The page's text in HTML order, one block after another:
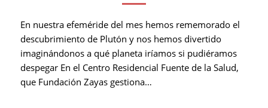
En nuestra efeméride del mes hemos rememorado el
descubrimiento de Plutón y nos hemos divertido
imaginándonos a qué planeta iríamos si pudiéramos
despegar En el Centro Residencial Fuente de la Salud,
que Fundación Zayas gestiona…